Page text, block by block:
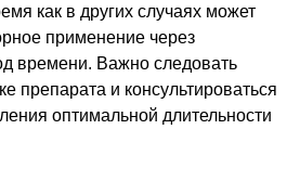
как в других случаях может
применение через
времени. Важно следовать
препарата и консультироваться
оптимальной длительности